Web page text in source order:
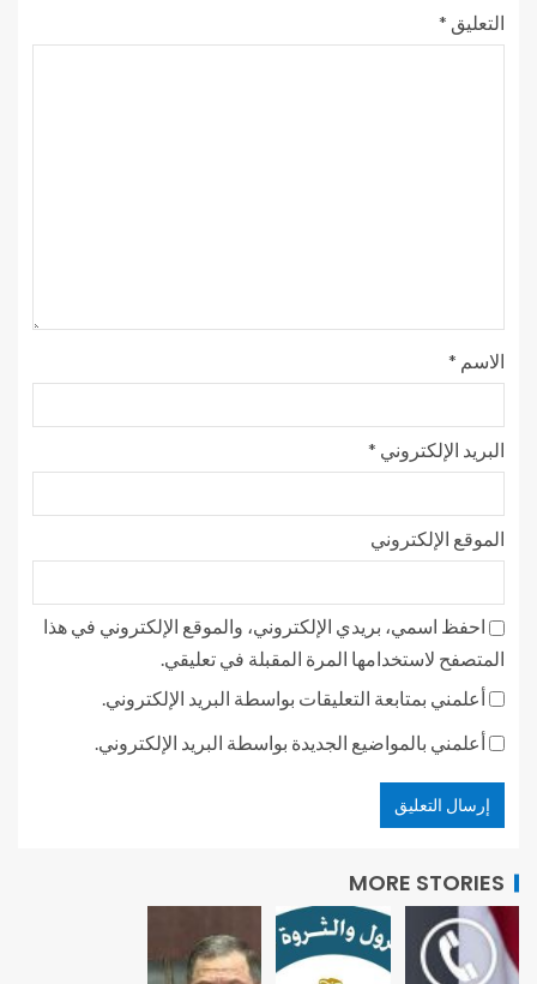
التعليق *
الاسم *
البريد الإلكتروني *
الموقع الإلكتروني
احفظ اسمي، بريدي الإلكتروني، والموقع الإلكتروني في هذا
المتصفح لاستخدامها المرة المقبلة في تعليقي.
أعلمني بمتابعة التعليقات بواسطة البريد الإلكتروني.
أعلمني بالمواضيع الجديدة بواسطة البريد الإلكتروني.
MORE STORIES